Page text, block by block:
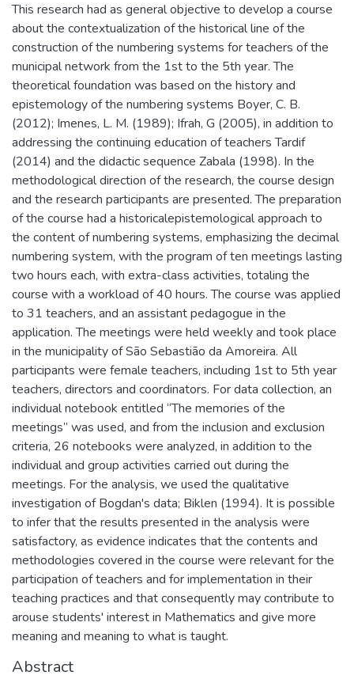
This research had as general objective to develop a course
about the contextualization of the historical line of the
construction of the numbering systems for teachers of the
municipal network from the 1st to the 5th year. The
theoretical foundation was based on the history and
epistemology of the numbering systems Boyer, C. B.
(2012); Imenes, L. M. (1989); Ifrah, G (2005), in addition to
addressing the continuing education of teachers Tardif
(2014) and the didactic sequence Zabala (1998). In the
methodological direction of the research, the course design
and the research participants are presented. The preparation
of the course had a historicalepistemological approach to
the content of numbering systems, emphasizing the decimal
numbering system, with the program of ten meetings lasting
two hours each, with extra-class activities, totaling the
course with a workload of 40 hours. The course was applied
to 31 teachers, and an assistant pedagogue in the
application. The meetings were held weekly and took place
in the municipality of São Sebastião da Amoreira. All
participants were female teachers, including 1st to 5th year
teachers, directors and coordinators. For data collection, an
individual notebook entitled “The memories of the
meetings” was used, and from the inclusion and exclusion
criteria, 26 notebooks were analyzed, in addition to the
individual and group activities carried out during the
meetings. For the analysis, we used the qualitative
investigation of Bogdan's data; Biklen (1994). It is possible
to infer that the results presented in the analysis were
satisfactory, as evidence indicates that the contents and
methodologies covered in the course were relevant for the
participation of teachers and for implementation in their
teaching practices and that consequently may contribute to
arouse students' interest in Mathematics and give more
meaning and meaning to what is taught.
Abstract